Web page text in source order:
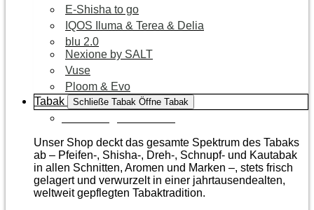
E-Shisha to go
IQOS Iluma & Terea & Delia
blu 2.0
Nexione by SALT
Vuse
Ploom & Evo
Tabak
Schließe Tabak Öffne Tabak
Unser Shop deckt das gesamte Spektrum des Tabaks
ab – Pfeifen-, Shisha-, Dreh-, Schnupf- und Kautabak
in allen Schnitten, Aromen und Marken –, stets frisch
gelagert und verwurzelt in einer jahrtausendealten,
weltweit gepflegten Tabaktradition.